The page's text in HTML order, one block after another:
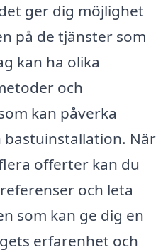
ger dig möjlighet
på de tjänster som
kan ha olika
och
kan påverka
När
offerter kan du
och leta
som kan ge dig en
erfarenhet och